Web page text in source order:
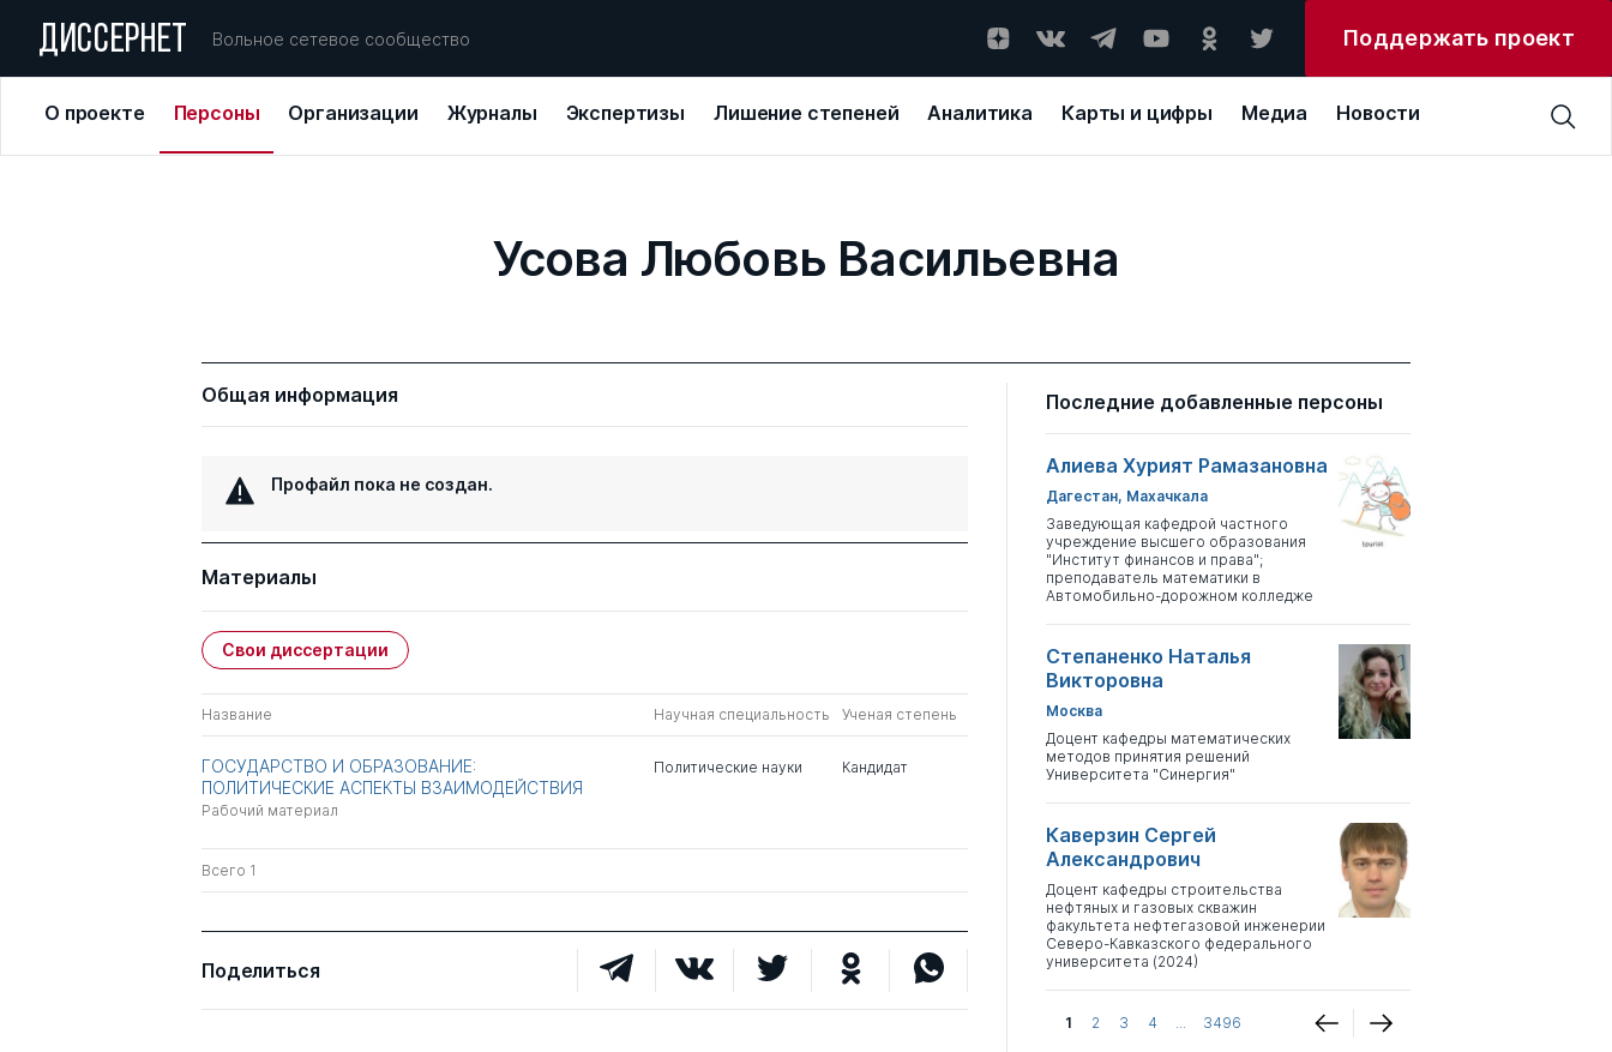
ДИССЕРНЕТ Вольное сетевое сообщество Поддержать проект
О проекте Персоны Организации Журналы Экспертизы Лишение степеней Аналитика Карты и цифры Медиа Новости
Усова Любовь Васильевна
Общая информация
Профайл пока не создан.
Материалы
Свои диссертации
Название Научная специальность Ученая степень
ГОСУДАРСТВО И ОБРАЗОВАНИЕ:
ПОЛИТИЧЕСКИЕ АСПЕКТЫ ВЗАИМОДЕЙСТВИЯ
Рабочий материал
Политические науки Кандидат
Всего 1
Поделиться
Последние добавленные персоны
Алиева Хурият Рамазановна
Дагестан, Махачкала
Заведующая кафедрой частного
учреждение высшего образования
"Институт финансов и права";
преподаватель математики в
Автомобильно-дорожном колледже
Степаненко Наталья
Викторовна
Москва
Доцент кафедры математических
методов принятия решений
Университета "Синергия"
Каверзин Сергей
Александрович
Доцент кафедры строительства
нефтяных и газовых скважин
факультета нефтегазовой инженерии
Северо-Кавказского федерального
университета (2024)
1 2 3 4 ... 3496